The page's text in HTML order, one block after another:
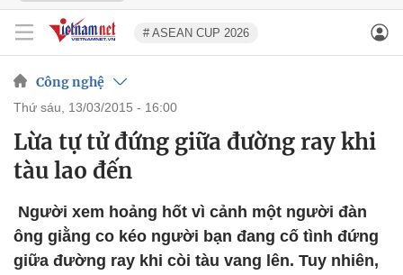
# ASEAN CUP 2026
Công nghệ
thứ sáu, 13/03/2015 - 16:00
Lừa tự tử đứng giữa đường ray khi
tàu lao đến
Người xem hoảng hốt vì cảnh một người đàn
ông giằng co kéo người bạn đang cố tình đứng
giữa đường ray khi còi tàu vang lên. Tuy nhiên,